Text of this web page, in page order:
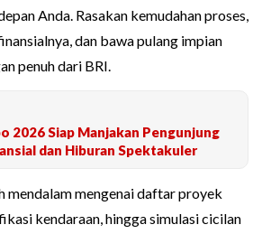
Anda. Rasakan kemudahan proses,
dan bawa pulang impian
penuh dari BRI.
2026 Siap Manjakan Pengunjung
dan Hiburan Spektakuler
mendalam mengenai daftar proyek
kendaraan, hingga simulasi cicilan